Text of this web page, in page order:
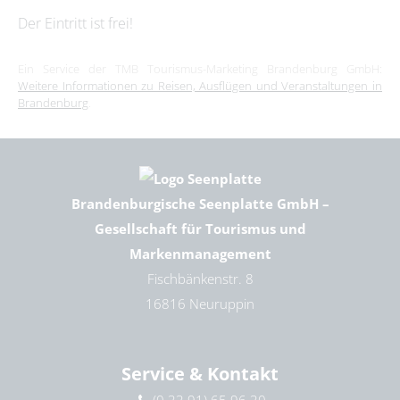
Der Eintritt ist frei!
Weitere Informationen zu Reisen, Ausflügen und Veranstaltungen in
Brandenburg
Brandenburgische Seenplatte GmbH –
Gesellschaft für Tourismus und
Markenmanagement
Fischbänkenstr. 8
16816 Neuruppin
Service & Kontakt